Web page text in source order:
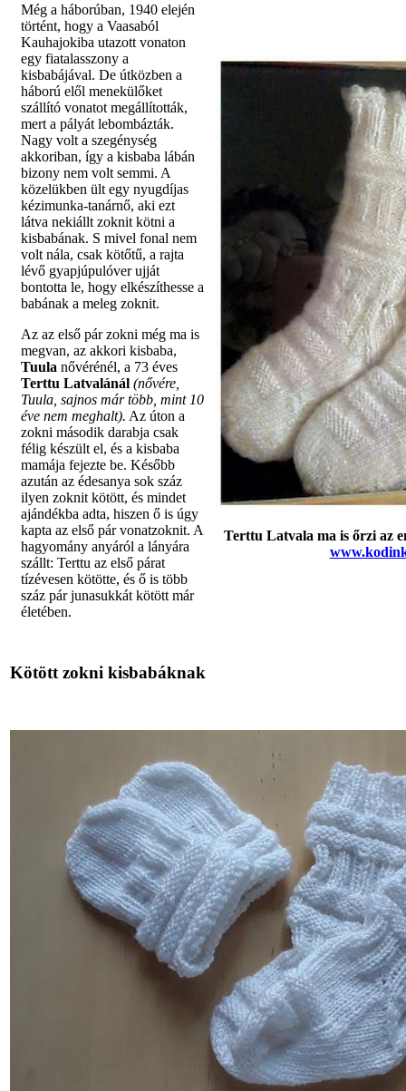
Még a háborúban, 1940 elején
történt, hogy a Vaasaból
Kauhajokiba utazott vonaton
egy fiatalasszony a
kisbabájával. De útközben a
háború elől menekülőket
szállító vonatot megállították,
mert a pályát lebombázták.
Nagy volt a szegénység
akkoriban, így a kisbaba lábán
bizony nem volt semmi. A
közelükben ült egy nyugdíjas
kézimunka-tanárnő, aki ezt
látva nekiállt zoknit kötni a
kisbabának. S mivel fonal nem
volt nála, csak kötőtű, a rajta
lévő gyapjúpulóver ujját
bontotta le, hogy elkészíthesse a
babának a meleg zoknit.
Az az első pár zokni még ma is
megvan, az akkori kisbaba,
Tuula nővérénél, a 73 éves
Terttu Latvalánál (nővére,
Tuula, sajnos már több, mint 10
éve nem meghalt). Az úton a
zokni második darabja csak
félig készült el, és a kisbaba
mamája fejezte be. Később
azután az édesanya sok száz
ilyen zoknit kötött, és mindet
ajándékba adta, hiszen ő is úgy
kapta az első pár vonatzoknit. A
hagyomány anyáról a lányára
szállt: Terttu az első párat
tízévesen kötötte, és ő is több
száz pár junasukkát kötött már
életében.
Terttu Latvala ma is őrzi az
Kötött zokni kisbabáknak